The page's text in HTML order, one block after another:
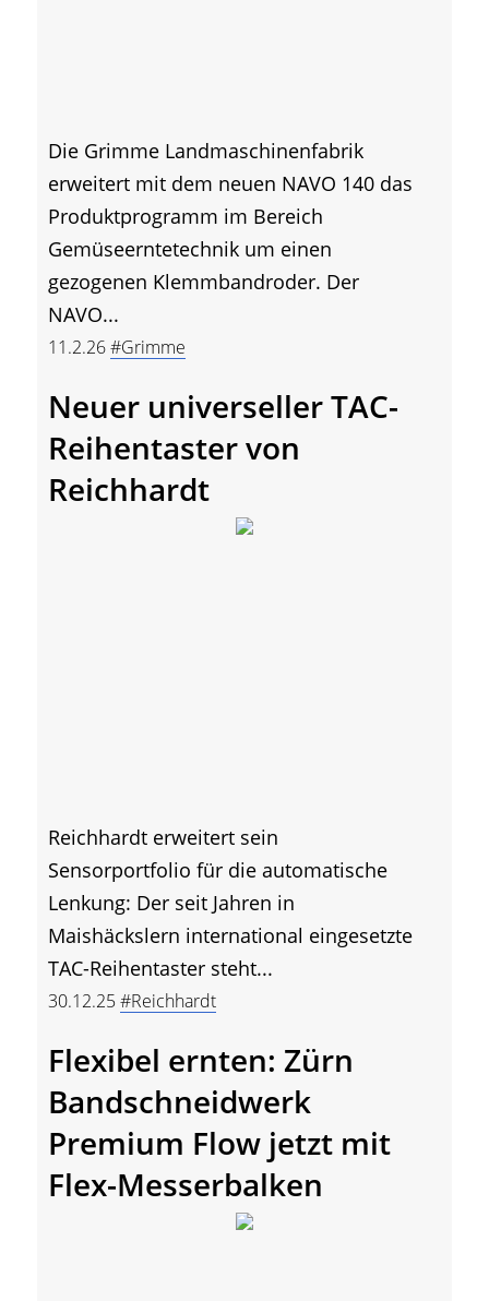
Die Grimme Landmaschinenfabrik
erweitert mit dem neuen NAVO 140 das
Produktprogramm im Bereich
Gemüseerntetechnik um einen
gezogenen Klemmbandroder. Der
NAVO...
11.2.26#Grimme
Neuer universeller TAC-
Reihentaster von
Reichhardt
Reichhardt erweitert sein
Sensorportfolio für die automatische
Lenkung: Der seit Jahren in
Maishäckslern international eingesetzte
TAC-Reihentaster steht...
30.12.25#Reichhardt
Flexibel ernten: Zürn
Bandschneidwerk
Premium Flow jetzt mit
Flex-Messerbalken